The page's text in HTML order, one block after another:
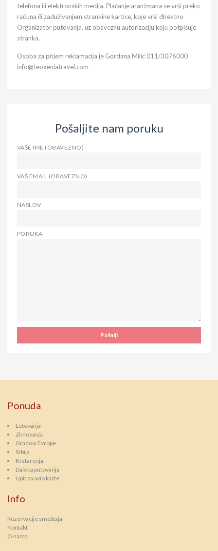
telefona ili elektronskih medija. Plaćanje aranžmana se vrši preko
računa ili zaduživanjem strankine kartice, koje vrši direktno
Organizator putovanja, uz obaveznu autorizaciju koju potpisuje
stranka.
Osoba za prijem reklamacija je Gordana Milić 011/3076000
info@teoxeniatravel.com
Pošaljite nam poruku
VAŠE IME (OBAVEZNO)
VAŠ EMAIL (OBAVEZNO)
NASLOV
PORUKA
Ponuda
Letovanja
Zimovanja
Gradovi Evrope
Srbija
Krstarenja
Daleka putovanja
Upit za avio karte
Info
Rezervacije smeštaja
Kontakt
O nama